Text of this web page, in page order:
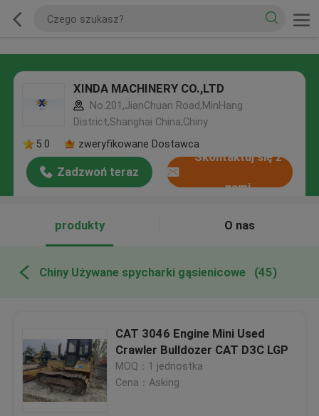
XINDA MACHINERY CO.,LTD
No.201,JianChuan Road,MinHang
District,Shanghai China,Chiny
5.0
zweryfikowane Dostawca
Zadzwoń teraz
Skontaktuj się z
nami
produkty O nas
Chiny Używane spycharki gąsienicowe (45)
CAT 3046 Engine Mini Used
Crawler Bulldozer CAT D3C LGP
MOQ：1 jednostka
Cena：Asking